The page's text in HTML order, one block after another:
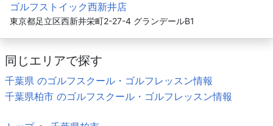
ゴルフストイック西新井店
東京都足立区西新井栄町2-27-4 グランデールB1
同じエリアで探す
千葉県 のゴルフスクール・ゴルフレッスン情報
千葉県柏市 のゴルフスクール・ゴルフレッスン情報